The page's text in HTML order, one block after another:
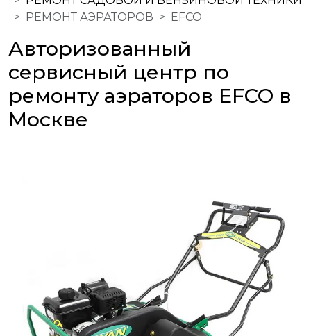
РЕМОНТ АЭРАТОРОВ
EFCO
Авторизованный
сервисный центр по
ремонту аэраторов EFCO в
Москве